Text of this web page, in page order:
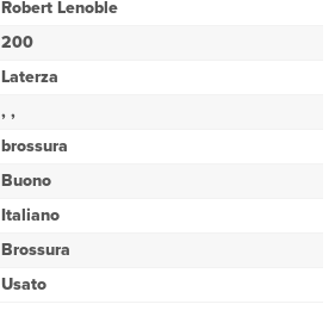
Robert Lenoble
200
Laterza
, ,
brossura
Buono
Italiano
Brossura
Usato